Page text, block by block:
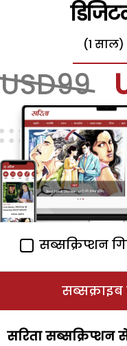
(1 साल)
USD99
सब्सक्रिप्शन
सरिता सब्सक्रिप्शन